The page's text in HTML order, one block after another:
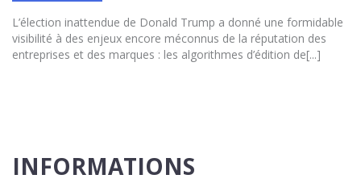
L’élection inattendue de Donald Trump a donné une formidable
visibilité à des enjeux encore méconnus de la réputation des
entreprises et des marques : les algorithmes d’édition de[...]
INFORMATIONS